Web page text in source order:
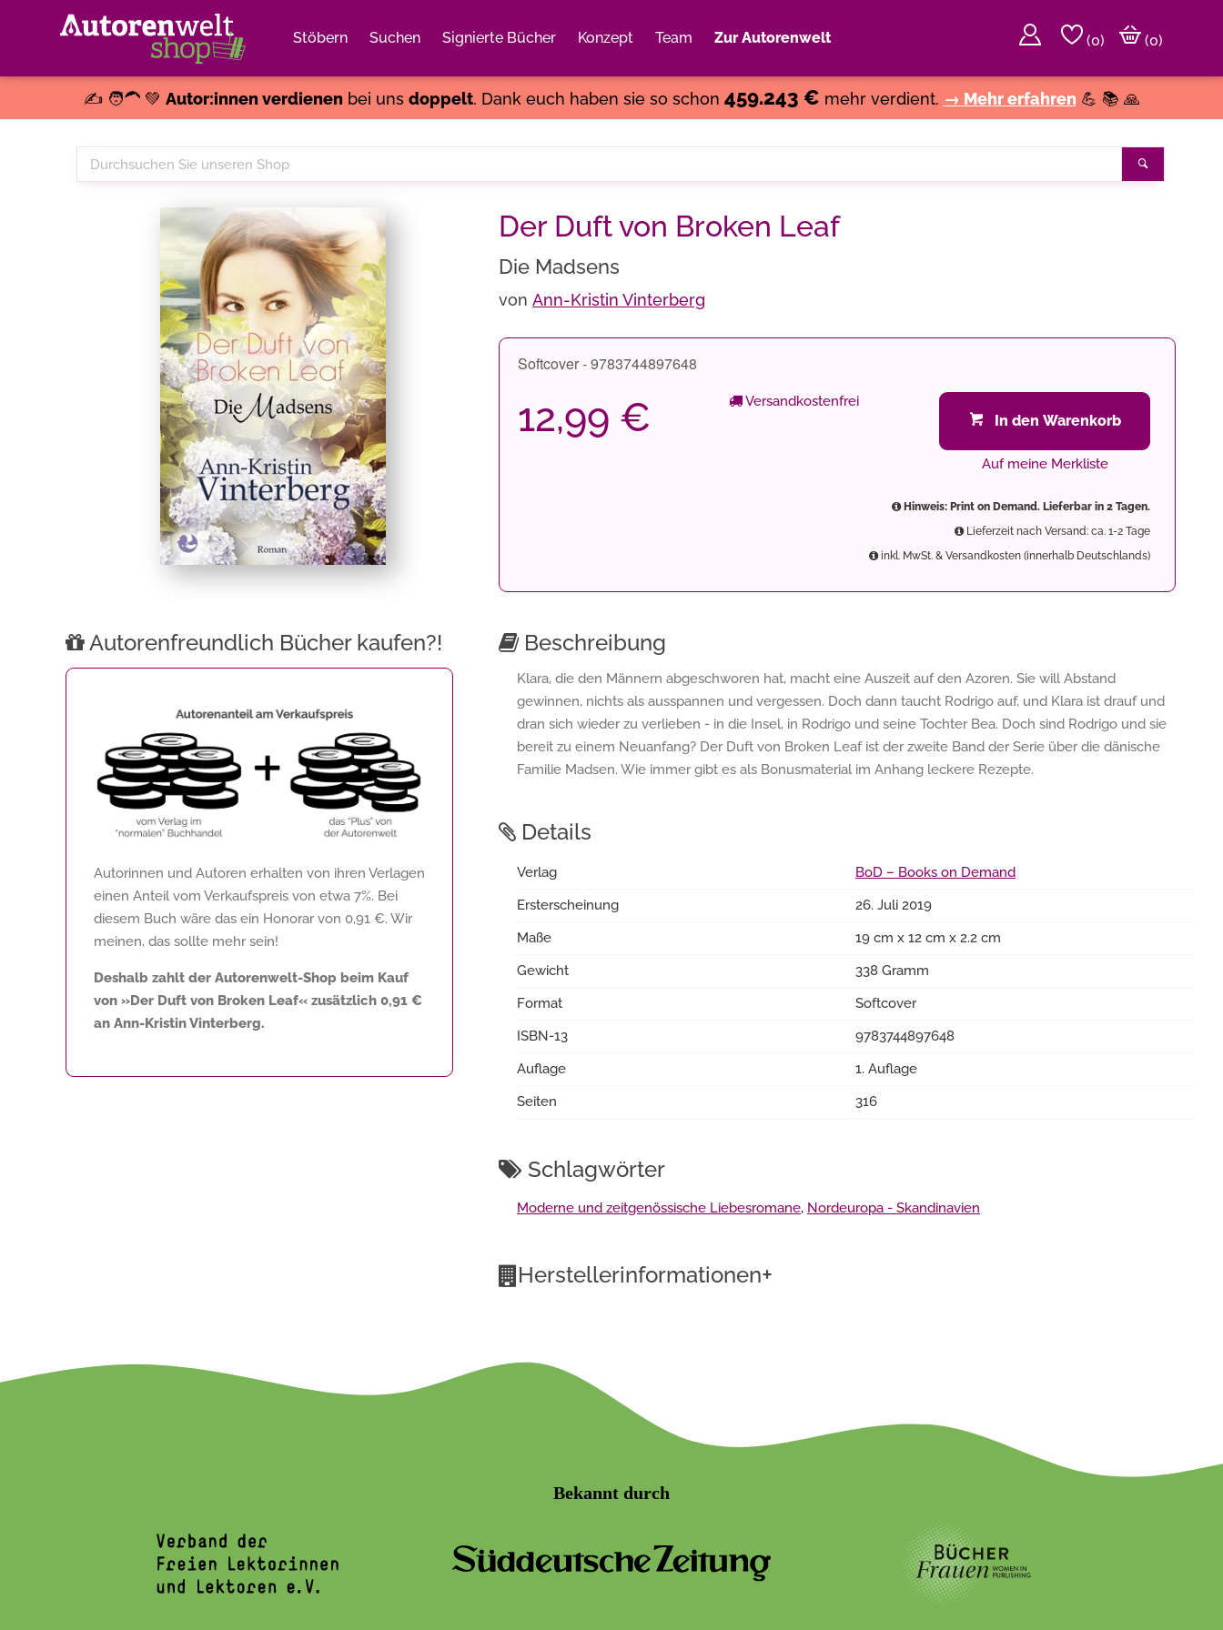
Stöbern Suchen Signierte Bücher Konzept Team Zur Autorenwelt (0)
(0)
✍️ 🧑‍🦱 💚 Autor:innen verdienenbei uns doppelt. Dank euch haben sie so schon 459.243 € mehr verdient. → Mehr erfahren 💪 📚 🙏
Durchsuchen
Sie
Der Duft von Broken Leaf
Die Madsens
von Ann-Kristin Vinterberg
Softcover - 9783744897648
12,99 € Versandkostenfrei
In den Warenkorb
Auf meine Merkliste
Hinweis: Print on Demand. Lieferbar in 2 Tagen.
Lieferzeit nach Versand: ca. 1-2 Tage
inkl. MwSt. & Versandkosten (innerhalb Deutschlands)
Autorenfreundlich Bücher kaufen?!
Autorinnen und Autoren erhalten von ihren Verlagen
einen Anteil vom Verkaufspreis von etwa 7%. Bei
diesem Buch wäre das ein Honorar von 0,91 €. Wir
meinen, das sollte mehr sein!
Deshalb zahlt der Autorenwelt-Shop beim Kauf
von »Der Duft von Broken Leaf« zusätzlich 0,91 €
an Ann-Kristin Vinterberg.
Beschreibung
Klara, die den Männern abgeschworen hat, macht eine Auszeit auf den Azoren. Sie will Abstand
gewinnen, nichts als ausspannen und vergessen. Doch dann taucht Rodrigo auf, und Klara ist drauf und
dran sich wieder zu verlieben - in die Insel, in Rodrigo und seine Tochter Bea. Doch sind Rodrigo und sie
bereit zu einem Neuanfang? Der Duft von Broken Leaf ist der zweite Band der Serie über die dänische
Familie Madsen. Wie immer gibt es als Bonusmaterial im Anhang leckere Rezepte.
Details
Verlag
BoD – Books on Demand
Ersterscheinung
26. Juli 2019
Maße
19 cm x 12 cm x 2.2 cm
Gewicht
338 Gramm
Format
Softcover
ISBN-13
9783744897648
Auflage
1. Auflage
Seiten
316
Schlagwörter
Moderne und zeitgenössische Liebesromane, Nordeuropa - Skandinavien
Herstellerinformationen+
Bekannt durch